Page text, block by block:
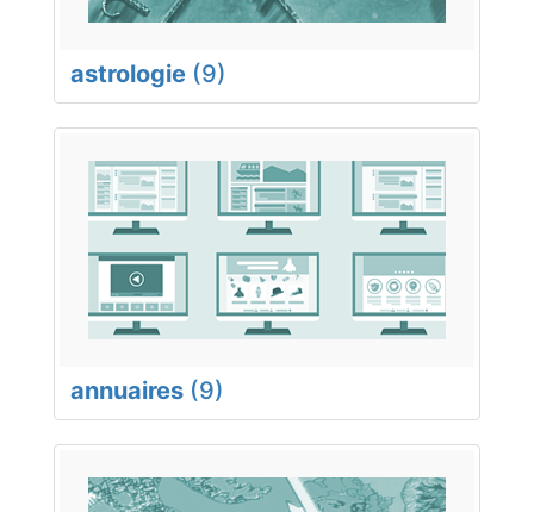
astrologie (9)
annuaires (9)